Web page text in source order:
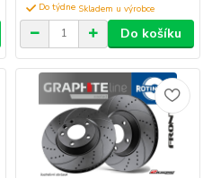
Do týdne
Do košíku